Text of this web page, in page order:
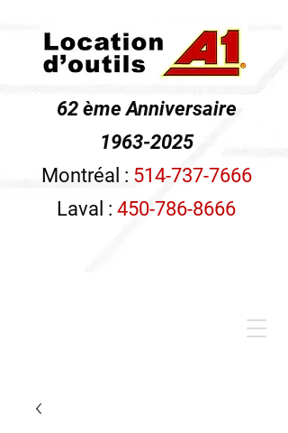
62 ème Anniversaire
1963-2025
Montréal : 514-737-7666
Laval : 450-786-8666